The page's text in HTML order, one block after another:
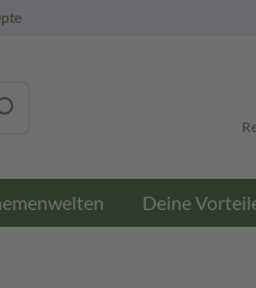
Deine